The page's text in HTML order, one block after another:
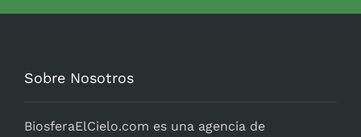
Sobre Nosotros
BiosferaElCielo.com es una agencia de